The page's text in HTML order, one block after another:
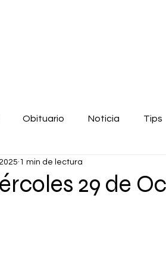
Obituario Noticia Tips
29 de
1 min de lectura